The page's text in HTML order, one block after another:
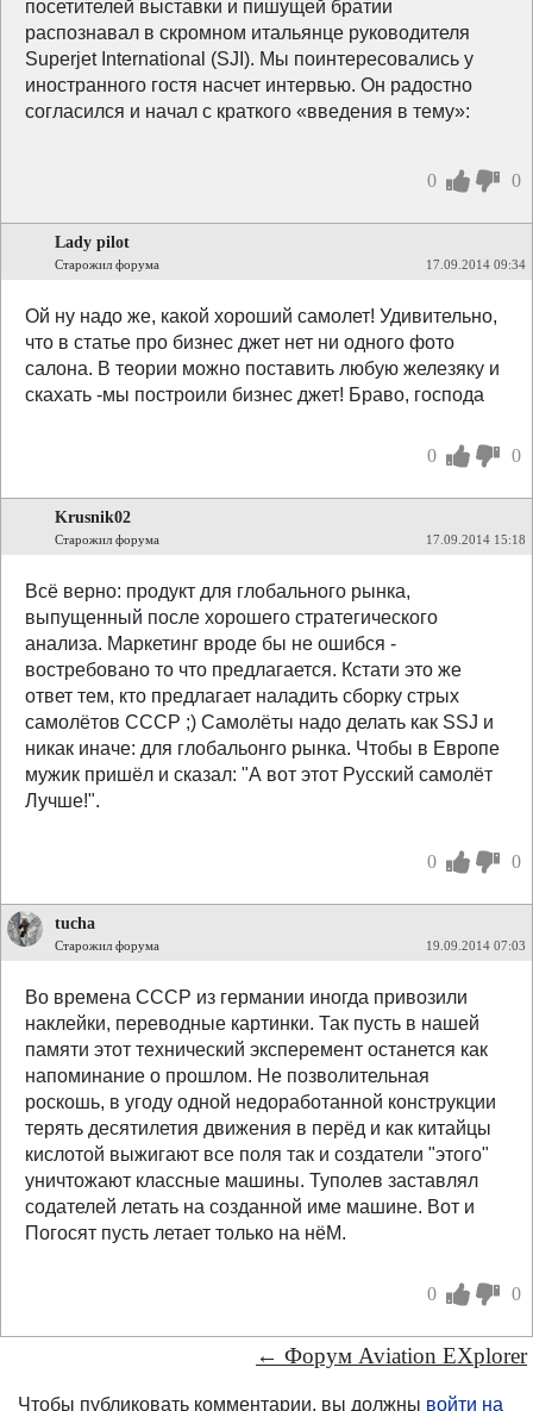
посетителей выставки и пишущей братии
распознавал в скромном итальянце руководителя
Superjet International (SJI). Мы поинтересовались у
иностранного гостя насчет интервью. Он радостно
согласился и начал с краткого «введения в тему»:
0 0
Lady pilot
Старожил форума 17.09.2014 09:34
Ой ну надо же, какой хороший самолет! Удивительно,
что в статье про бизнес джет нет ни одного фото
салона. В теории можно поставить любую железяку и
скахать -мы построили бизнес джет! Браво, господа
0 0
Krusnik02
Старожил форума 17.09.2014 15:18
Всё верно: продукт для глобального рынка,
выпущенный после хорошего стратегического
анализа. Маркетинг вроде бы не ошибся -
востребовано то что предлагается. Кстати это же
ответ тем, кто предлагает наладить сборку стрых
самолётов СССР ;) Самолёты надо делать как SSJ и
никак иначе: для глобальонго рынка. Чтобы в Европе
мужик пришёл и сказал: "А вот этот Русский самолёт
Лучше!".
0 0
tucha
Старожил форума 19.09.2014 07:03
Во времена СССР из германии иногда привозили
наклейки, переводные картинки. Так пусть в нашей
памяти этот технический эксперемент останется как
напоминание о прошлом. Не позволительная
роскошь, в угоду одной недоработанной конструкции
терять десятилетия движения в перёд и как китайцы
кислотой выжигают все поля так и создатели "этого"
уничтожают классные машины. Туполев заставлял
содателей летать на созданной име машине. Вот и
Погосят пусть летает только на нёМ.
0 0
← Форум Aviation EXplorer
Чтобы публиковать комментарии, вы должны войти на